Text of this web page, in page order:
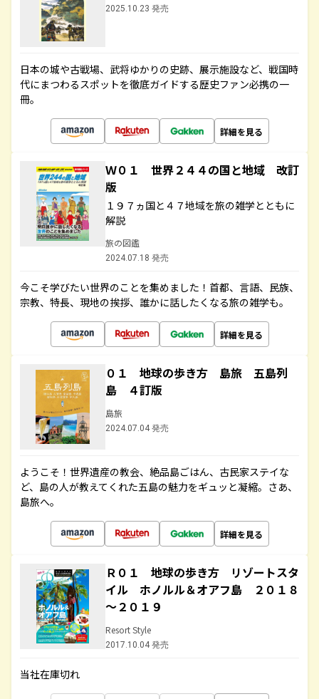
2025.10.23 発売
日本の城や古戦場、武将ゆかりの史跡、展示施設など、戦国時
代にまつわるスポットを徹底ガイドする歴史ファン必携の一
冊。
詳細を見る
Ｗ０１ 世界２４４の国と地域 改訂
版
１９７ヵ国と４７地域を旅の雑学とともに
解説
旅の図鑑
2024.07.18 発売
今こそ学びたい世界のことを集めました！首都、言語、民族、
宗教、特長、現地の挨拶、誰かに話したくなる旅の雑学も。
詳細を見る
０１ 地球の歩き方 島旅 五島列
島 ４訂版
島旅
2024.07.04 発売
ようこそ！世界遺産の教会、絶品島ごはん、古民家ステイな
ど、島の人が教えてくれた五島の魅力をギュッと凝縮。さあ、
島旅へ。
詳細を見る
Ｒ０１ 地球の歩き方 リゾートスタ
イル ホノルル＆オアフ島 ２０１８
～２０１９
Resort Style
2017.10.04 発売
当社在庫切れ